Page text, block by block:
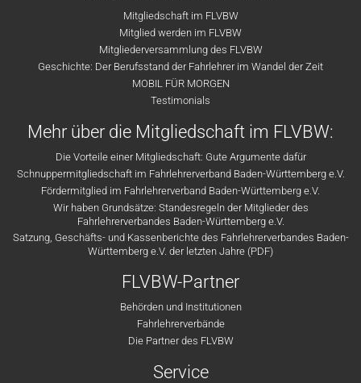
Mitgliedschaft im FLVBW
Mitglied werden im FLVBW
Mitgliederversammlung des FLVBW
Geschichte: Der Berufsstand der Fahrlehrer im Wandel der Zeit
MOBIL FÜR MORGEN
Testimonials
Mehr über die Mitgliedschaft im FLVBW:
Die Vorteile einer Mitgliedschaft: Gute Argumente dafür
Schnuppermitgliedschaft im Fahrlehrerverband Baden-Württemberg e.V.
Fördermitglied im Fahrlehrerverband Baden-Württemberg e.V.
Wir haben Grundsätze: Standesregeln der Mitglieder des
Fahrlehrerverbandes Baden-Württemberg e.V.
Satzung, Geschäfts- und Kassenberichte des Fahrlehrerverbandes Baden-
Württemberg e.V. der letzten Jahre (PDF)
FLVBW-Partner
Behörden und Institutionen
Fahrlehrerverbände
Die Partner des FLVBW
Service